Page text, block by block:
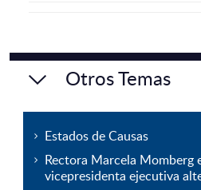
Otros Temas
Estados de Causas
Rectora Marcela Momberg
vicepresidenta ejecutiva